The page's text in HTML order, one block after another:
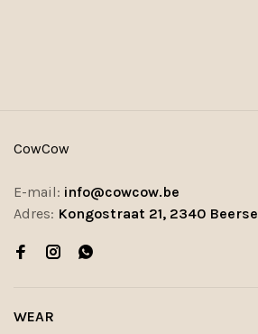
CowCow
E-mail: info@cowcow.be
Adres: Kongostraat 21, 2340 Beerse
WEAR